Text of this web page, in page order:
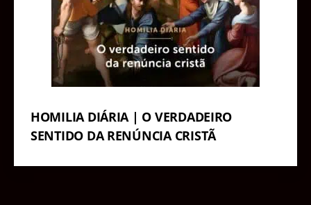
HOMILIA DIÁRIA | O VERDADEIRO
SENTIDO DA RENÚNCIA CRISTÃ